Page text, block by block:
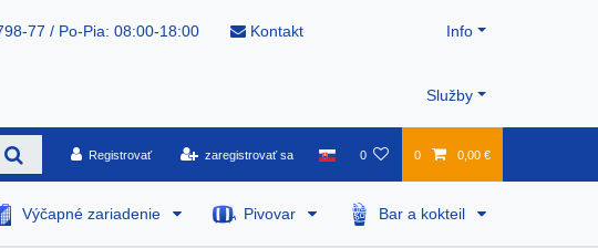
77 / Po-Pia: 08:00-18:00 Kontakt Info
Služby
Registrovať zaregistrovať sa 0 0 0,00 €
Výčapné zariadenie Pivovar Bar a kokteil